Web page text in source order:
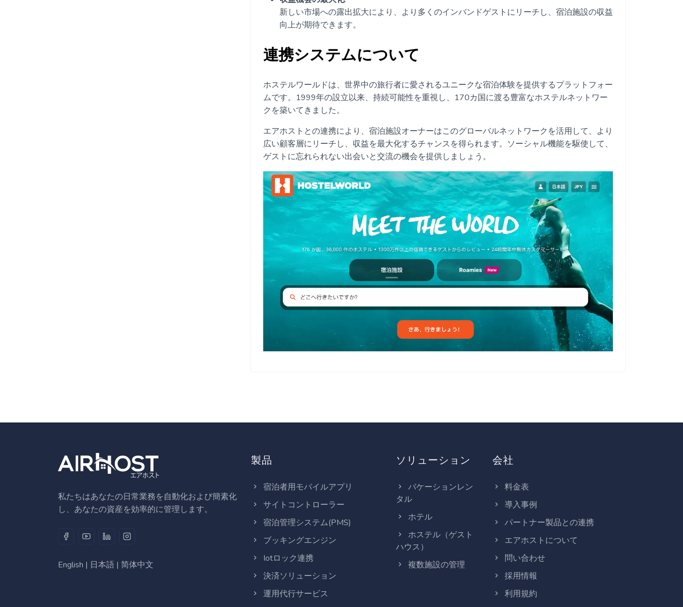
新しい市場への露出拡大により、より多くのインバンドゲストにリーチし、宿泊施設の収益
向上が期待できます。
連携システムについて
ホステルワールドは、世界中の旅行者に愛されるユニークな宿泊体験を提供するプラットフォー
ムです。1999年の設立以来、持続可能性を重視し、170カ国に渡る豊富なホステルネットワー
クを築いてきました。
エアホストとの連携により、宿泊施設オーナーはこのグローバルネットワークを活用して、より
広い顧客層にリーチし、収益を最大化するチャンスを得られます。ソーシャル機能を駆使して、
ゲストに忘れられない出会いと交流の機会を提供しましょう。
私たちはあなたの日常業務を自動化および簡素化
し、あなたの資産を効率的に管理します。
English | 日本語 | 简体中文
製品
宿泊者用モバイルアプリ
サイトコントローラー
宿泊管理システム(PMS)
ブッキングエンジン
Iotロック連携
決済ソリューション
運用代行サービス
ソリューション
バケーションレン
タル
ホテル
ホステル（ゲスト
ハウス）
複数施設の管理
会社
料金表
導入事例
パートナー製品との連携
エアホストについて
問い合わせ
採用情報
利用規約